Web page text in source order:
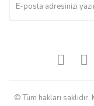
© Tüm hakları